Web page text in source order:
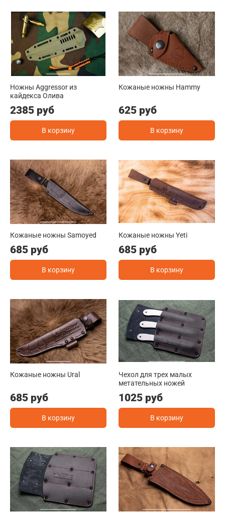
Ножны Aggressor из
кайдекса Олива
2385 руб
В корзину
Кожаные ножны Hammy
625 руб
В корзину
Кожаные ножны Samoyed
685 руб
В корзину
Кожаные ножны Yeti
685 руб
В корзину
Кожаные ножны Ural
685 руб
В корзину
Чехол для трех малых
метательных ножей
1025 руб
В корзину